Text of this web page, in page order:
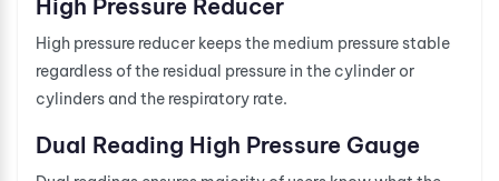
High Pressure Reducer
High pressure reducer keeps the medium pressure stable
regardless of the residual pressure in the cylinder or
cylinders and the respiratory rate.
Dual Reading High Pressure Gauge